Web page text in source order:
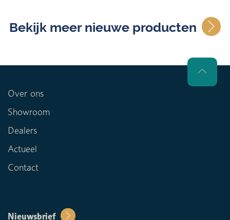
Bekijk meer nieuwe producten
Over ons
Showroom
Dealers
Actueel
Contact
Nieuwsbrief